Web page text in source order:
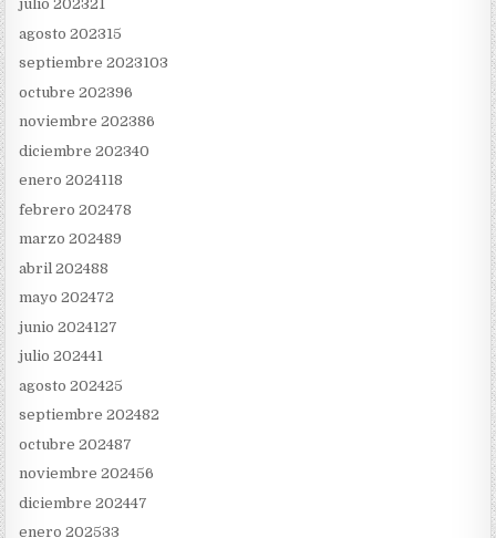
julio 202321
agosto 202315
septiembre 2023103
octubre 202396
noviembre 202386
diciembre 202340
enero 2024118
febrero 202478
marzo 202489
abril 202488
mayo 202472
junio 2024127
julio 202441
agosto 202425
septiembre 202482
octubre 202487
noviembre 202456
diciembre 202447
enero 202533